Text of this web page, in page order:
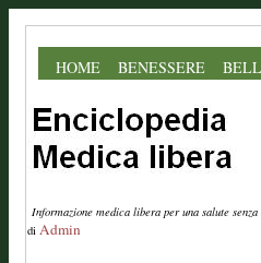
HOME BENESSERE
Informazione medica libera per una salute
di Admin